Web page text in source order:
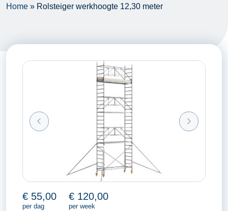
Home » Rolsteiger werkhoogte 12,30 meter
€ 55,00
per dag
€ 120,00
per week